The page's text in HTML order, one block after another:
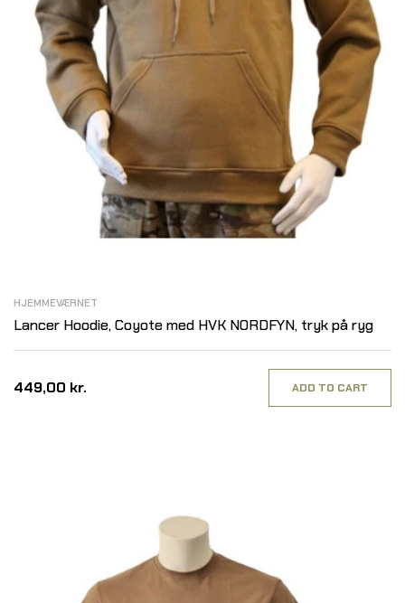
HJEMMEVÆRNET
Lancer Hoodie, Coyote med HVK NORDFYN, tryk på ryg
449,00 kr. ADD TO CART